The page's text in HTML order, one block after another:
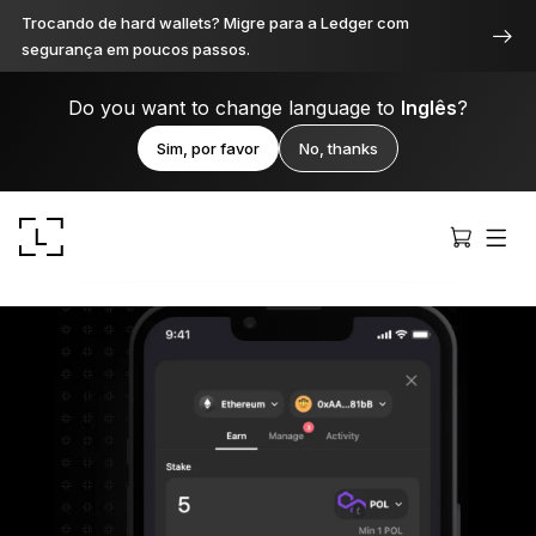
Trocando de hard wallets? Migre para a Ledger com
segurança em poucos passos.
Do you want to change language to Inglês?
Sim, por favor No, thanks
Ledger Stax